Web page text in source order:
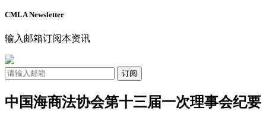
CMLA Newsletter
输入邮箱订阅本资讯
订阅
中国海商法协会第十三届一次理事会纪要